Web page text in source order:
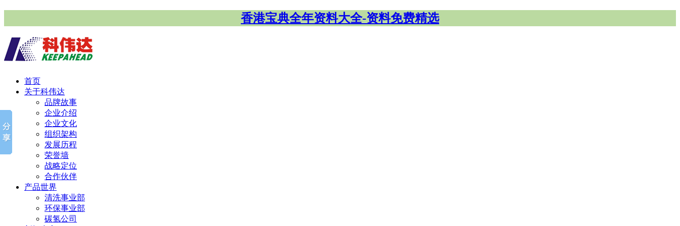
香港宝典全年资料大全-资料免费精选
首页
关于科伟达
品牌故事
企业介绍
企业文化
组织架构
发展历程
荣誉墙
战略定位
合作伙伴
产品世界
清洗事业部
环保事业部
碳氢公司